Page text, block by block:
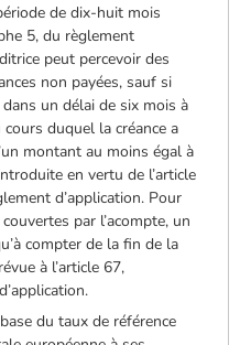
de dix-huit mois
5, du règlement
peut percevoir des
non payées, sauf si
un délai de six mois à
duquel la créance a
montant au moins égal à
en vertu de l’article
d’application. Pour
par l’acompte, un
compter de la fin de la
à l’article 67,
du taux de référence